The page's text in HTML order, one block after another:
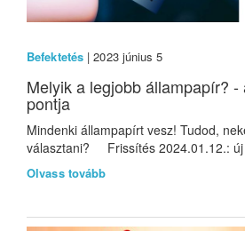
Befektetés | 2023 június 5
Melyik a legjobb állampapír? -
pontja
Mindenki állampapírt vesz! Tudod,
választani? Frissítés 2024.01.12.: új
Olvass tovább